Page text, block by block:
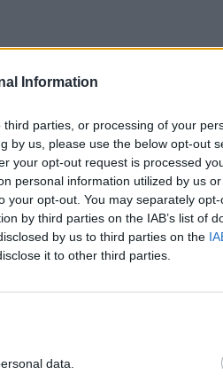
Information
parties, or processing of your
by us, please use the below opt-out
your opt-out request is processed
personal information utilized by us
your opt-out. You may separately
by third parties on the IAB’s list of
by us to third parties on the
it to other third parties.
data.
Seimo „aušriečiai“
ragina Vyriausybę
parengė rezoliuciją